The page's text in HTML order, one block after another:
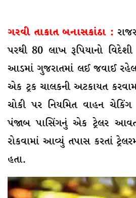
ગરવી તાકાત બનાસકાંઠા :
પરથી 80 લાખ રૂપિયાનો વિદેશી
આડમાં ગુજરાતમાં લઈ જવાઈ
એક ટ્રક ચાલકની અટકાયત
ચોકી પર નિયમિત વાહન ચેકિંગ
પંજાબ પાસિંગનું એક ટ્રેલર
રોકવામાં આવ્યું તપાસ કરતાં
હતા.